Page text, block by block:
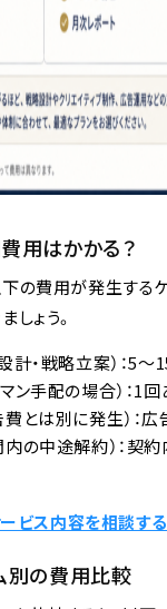
用はかかる？
の費用が発生する
しょう。
計・戦略立案）：5
ン手配の場合）：1
とは別に発生）：
の中途解約）：契約
ビス内容を相談する
別の費用比較